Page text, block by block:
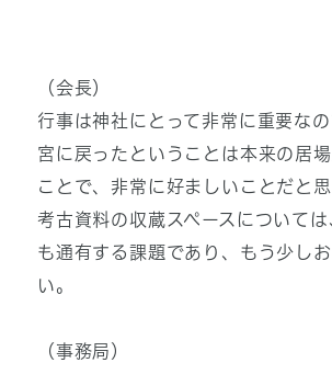
（会長）
行事は神社にとって非常に重要な
宮に戻ったということは本来の居
ことで、非常に好ましいことだと思
考古資料の収蔵スペースについて
も通有する課題であり、もう少し
い。
（事務局）